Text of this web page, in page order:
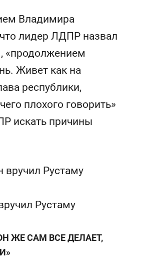
Владимира
лидер ЛДПР назвал
«продолжением
Живет как на
республики,
плохого говорить»
искать причины
Рустаму
ЖЕ САМ ВСЕ ДЕЛАЕТ,
Рекомендуем
Элитный уровень в деталях
и бренд застройщика как
гарант качества: как
«Баркли» усиливает